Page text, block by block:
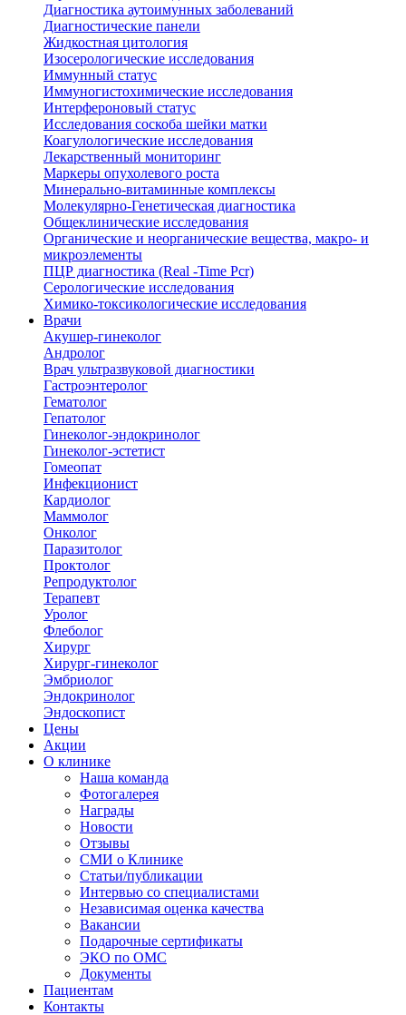
Диагностика аутоимунных заболеваний
Диагностические панели
Жидкостная цитология
Изосерологические исследования
Иммунный статус
Иммуногистохимические исследования
Интерфероновый статус
Исследования соскоба шейки матки
Коагулологические исследования
Лекарственный мониторинг
Маркеры опухолевого роста
Минерально-витаминные комплексы
Молекулярно-Генетическая диагностика
Общеклинические исследования
Органические и неорганические вещества, макро- и
микроэлементы
ПЦР диагностика (Real -Time Pcr)
Серологические исследования
Химико-токсикологические исследования
Врачи
Акушер-гинеколог
Андролог
Врач ультразвуковой диагностики
Гастроэнтеролог
Гематолог
Гепатолог
Гинеколог-эндокринолог
Гинеколог-эстетист
Гомеопат
Инфекционист
Кардиолог
Маммолог
Онколог
Паразитолог
Проктолог
Репродуктолог
Терапевт
Уролог
Флеболог
Хирург
Хирург-гинеколог
Эмбриолог
Эндокринолог
Эндоскопист
Цены
Акции
О клинике
Наша команда
Фотогалерея
Награды
Новости
Отзывы
СМИ о Клинике
Статьи/публикации
Интервью со специалистами
Независимая оценка качества
Вакансии
Подарочные сертификаты
ЭКО по ОМС
Документы
Пациентам
Контакты